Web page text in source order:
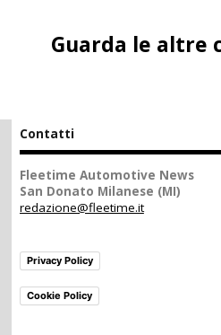
Guarda le altre
Contatti
Fleetime Automotive News
San Donato Milanese (MI)
redazione@fleetime.it
Privacy Policy
Cookie Policy